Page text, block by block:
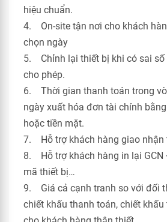
hiệu chuẩn.
4. On-site tận nơi cho khách
chọn ngày
5. Chỉnh lại thiết bị khi có sai số
cho phép.
6. Thời gian thanh toán trong
ngày xuất hóa đơn tài chính
hoặc tiền mặt.
7. Hỗ trợ khách hàng giao nhận
8. Hỗ trợ khách hàng in lại GCN
mã thiết bị…
9. Giá cả cạnh tranh so với đối
chiết khấu thanh toán, chiết